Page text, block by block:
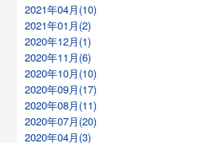
2021年04月(10)
2021年01月(2)
2020年12月(1)
2020年11月(6)
2020年10月(10)
2020年09月(17)
2020年08月(11)
2020年07月(20)
2020年04月(3)